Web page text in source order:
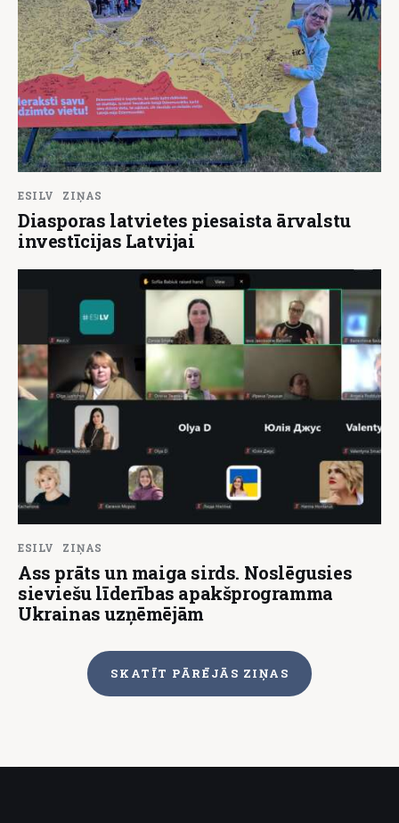
ESILV ZIŅAS
Diasporas latvietes piesaista ārvalstu
investīcijas Latvijai
ESILV ZIŅAS
Ass prāts un maiga sirds. Noslēgusies
sieviešu līderības apakšprogramma
Ukrainas uzņēmējām
SKATĪT PĀRĒJĀS ZIŅAS